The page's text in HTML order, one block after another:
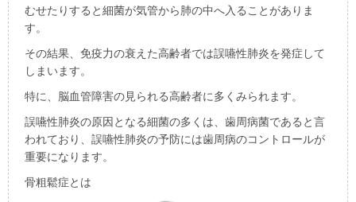
むせたりすると細菌が気管から肺の中へ入ることがありま
す。
その結果、免疫力の衰えた高齢者では誤嚥性肺炎を発症して
しまいます。
特に、脳血管障害の見られる高齢者に多くみられます。
誤嚥性肺炎の原因となる細菌の多くは、歯周病菌であると言
われており、誤嚥性肺炎の予防には歯周病のコントロールが
重要になります。
骨粗鬆症とは